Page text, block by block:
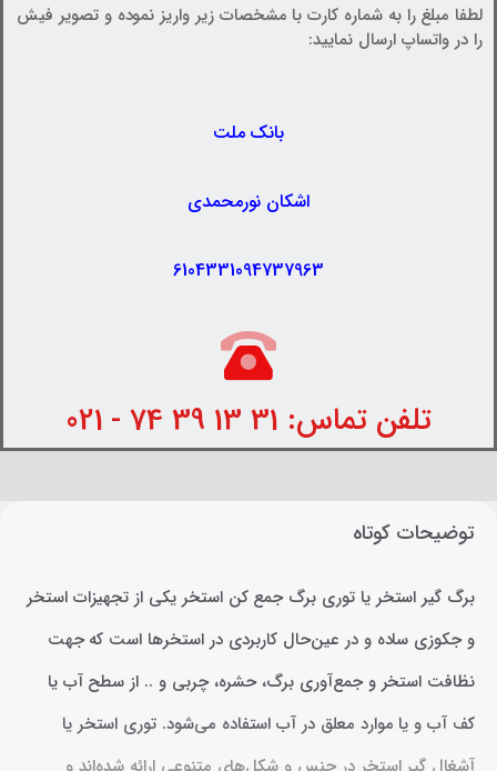
لطفا مبلغ را به شماره کارت با مشخصات زیر واریز نموده و تصویر فیش
را در واتساپ ارسال نمایید:
بانک ملت
اشکان نورمحمدی
6104331094737963
تلفن تماس: 31 13 39 74 - 021
توضیحات کوتاه
برگ گیر استخر یا توری برگ جمع کن استخر یکی از تجهیزات استخر
و جکوزی ساده و در عین‌حال کاربردی در استخرها است که جهت
نظافت استخر و جمع‌آوری برگ، حشره، چربی و .. از سطح آب یا
کف آب و یا موارد معلق در آب استفاده می‌شود. توری استخر یا